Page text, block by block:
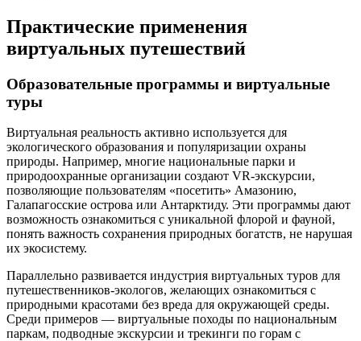
Практические применения
виртуальных путешествий
Образовательные программы и виртуальные
туры
Виртуальная реальность активно используется для
экологического образования и популяризации охраны
природы. Например, многие национальные парки и
природоохранные организации создают VR-экскурсии,
позволяющие пользователям «посетить» Амазонию,
Галапагосские острова или Антарктиду. Эти программы дают
возможность ознакомиться с уникальной флорой и фауной,
понять важность сохранения природных богатств, не нарушая
их экосистему.
Параллельно развивается индустрия виртуальных туров для
путешественников-экологов, желающих ознакомиться с
природными красотами без вреда для окружающей среды.
Среди примеров — виртуальные походы по национальным
паркам, подводные экскурсии и трекинги по горам с